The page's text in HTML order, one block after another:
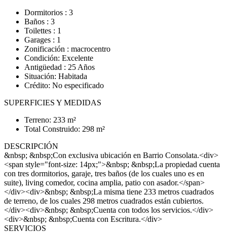
Dormitorios : 3
Baños : 3
Toilettes : 1
Garages : 1
Zonificación : macrocentro
Condición: Excelente
Antigüedad : 25 Años
Situación: Habitada
Crédito: No especificado
SUPERFICIES Y MEDIDAS
Terreno: 233 m²
Total Construido: 298 m²
DESCRIPCIÓN
&nbsp; &nbsp;Con exclusiva ubicación en Barrio Consolata.<div>
<span style="font-size: 14px;">&nbsp; &nbsp;La propiedad cuenta
con tres dormitorios, garaje, tres baños (de los cuales uno es en
suite), living comedor, cocina amplia, patio con asador.</span>
</div><div>&nbsp; &nbsp;La misma tiene 233 metros cuadrados
de terreno, de los cuales 298 metros cuadrados están cubiertos.
</div><div>&nbsp; &nbsp;Cuenta con todos los servicios.</div>
<div>&nbsp; &nbsp;Cuenta con Escritura.</div>
SERVICIOS